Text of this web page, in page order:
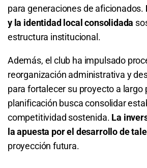
Total de Goles - Más de 6.5
16.00
Total de Goles - Menos de 6.5
1.01 S/ 10,10
Total de Tarjetas - Menos de 0.5
8.75 S/ 87,50
para generaciones de aficionados.
y la identidad local consolidada
estructura institucional.
Además, el club ha impulsado
reorganización administrativa y
para fortalecer su proyecto a largo
planificación busca consolidar
competitividad sostenida. La
la apuesta por el desarrollo de
proyección futura.